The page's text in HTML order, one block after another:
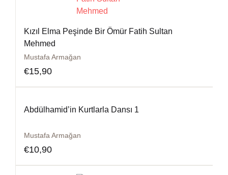
Kızıl Elma Peşinde Bir Ömür Fatih Sultan
Mehmed
Mustafa Armağan
€15,90
Abdülhamid’in Kurtlarla Dansı 1
Mustafa Armağan
€10,90